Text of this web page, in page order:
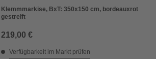
Klemmmarkise, BxT: 350x150 cm, bordeauxrot
gestreift
219,00 €
Verfügbarkeit im Markt prüfen